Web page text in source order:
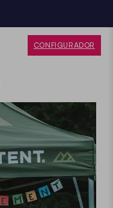
CONFIGURADOR